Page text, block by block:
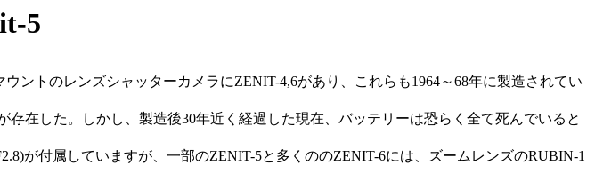
5
ントのレンズシャッターカメラにZENIT-4,6があり、これらも1964～68年に製造されてい
在した。しかし、製造後30年近く経過した現在、バッテリーは恐らく全て死んでいると
が付属していますが、一部のZENIT-5と多くののZENIT-6には、ズームレンズのRUBIN-1